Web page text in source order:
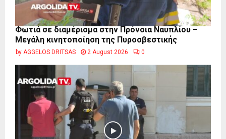
Φωτιά σε διαμέρισμα στην Πρόνοια Ναυπλίου –
Μεγάλη κινητοποίηση της Πυροσβεστικής
by AGGELOS DRITSAS 2 August 2026 0